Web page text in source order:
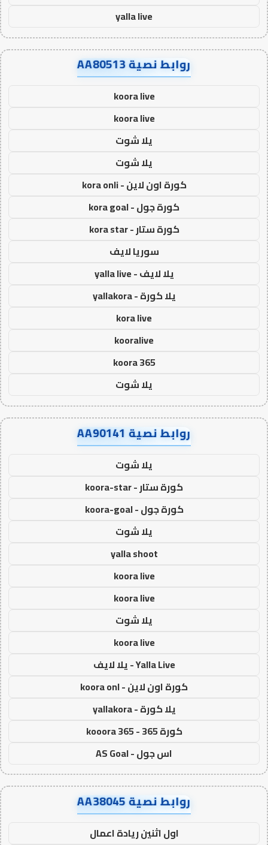
yalla live
روابط نصية AA80513
koora live
koora live
يلا شوت
يلا شوت
كورة اون لاين - kora onli
كورة جول - kora goal
كورة ستار - kora star
سوريا لايف
يلا لايف - yalla live
يلا كورة - yallakora
kora live
kooralive
koora 365
يلا شوت
روابط نصية AA90141
يلا شوت
كورة ستار - koora-star
كورة جول - koora-goal
يلا شوت
yalla shoot
koora live
koora live
يلا شوت
koora live
Yalla Live - يلا لايف
كورة اون لاين - koora onl
يلا كورة - yallakora
كورة 365 - kooora 365
اس جول - AS Goal
روابط نصية AA38045
اول اثنين ريادة اعمال